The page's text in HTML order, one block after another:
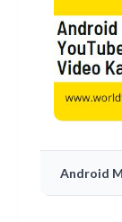
Android